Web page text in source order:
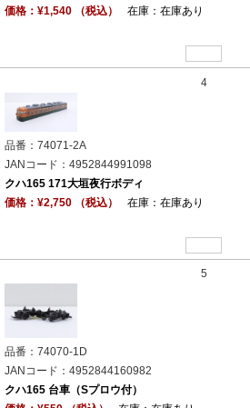
価格：¥1,540 （税込）
在庫：在庫あり
4
品番：74071-2A
JANコード：4952844991098
クハ165 171大垣夜行ボディ
価格：¥2,750 （税込）
在庫：在庫あり
5
品番：74070-1D
JANコード：4952844160982
クハ165 台車（Sプロウ付）